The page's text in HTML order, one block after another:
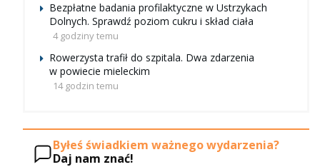
Bezpłatne badania profilaktyczne w Ustrzykach
Dolnych. Sprawdź poziom cukru i skład ciała
4 godziny temu
Rowerzysta trafił do szpitala. Dwa zdarzenia
w powiecie mieleckim
14 godzin temu
Byłeś świadkiem ważnego wydarzenia?
Daj nam znać!